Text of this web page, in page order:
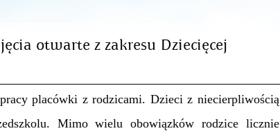
otwarte z zakresu Dziecięcej
placówki z rodzicami. Dzieci z niecierpliwością
Mimo wielu obowiązków rodzice licznie